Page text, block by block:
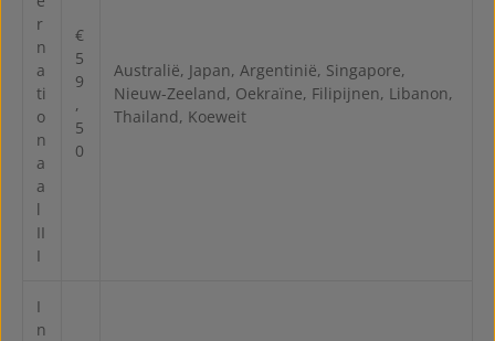
r
n
a
ti
o
n
a
a
l
II
I
€
5
9
,
5
0
Australië, Japan, Argentinië, Singapore,
Nieuw-Zeeland, Oekraïne, Filipijnen, Libanon,
Thailand, Koeweit
I
n